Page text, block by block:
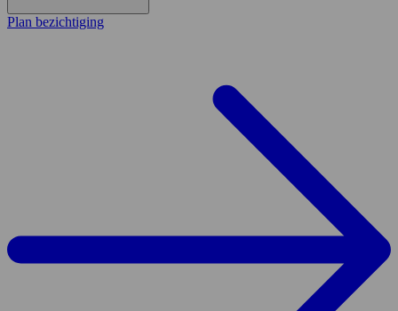
Plan bezichtiging